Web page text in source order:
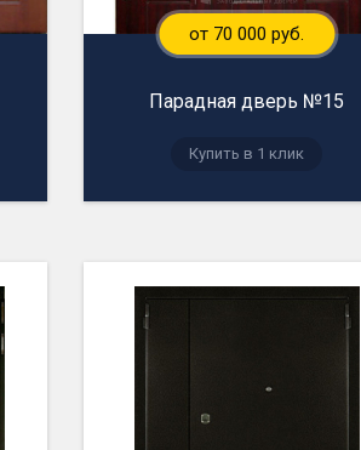
от 70 000 руб.
Парадная дверь №15